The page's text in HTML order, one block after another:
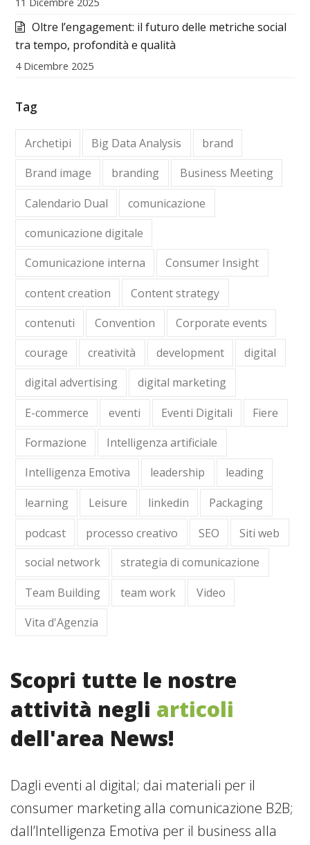
Oltre l’engagement: il futuro delle metriche social
tra tempo, profondità e qualità
4 Dicembre 2025
Tag
Archetipi Big Data Analysis
brand
Brand image
branding
Business Meeting
Calendario Dual
comunicazione
comunicazione digitale
Comunicazione interna
Consumer Insight
content creation
Content strategy
contenuti
Convention
Corporate events
courage
creatività development
digital
digital advertising
digital marketing
E-commerce
eventi Eventi Digitali
Fiere
Formazione
Intelligenza artificiale
Intelligenza Emotiva
leadership
leading
learning
Leisure linkedin
Packaging
podcast
processo creativo SEO
Siti web
social network
strategia di comunicazione
Team Building
team work
Video
Vita d'Agenzia
Scopri tutte le nostre
attività negli articoli
dell'area News!
Dagli eventi al digital; dai materiali per il
consumer marketing alla comunicazione B2B;
dall’Intelligenza Emotiva per il business alla